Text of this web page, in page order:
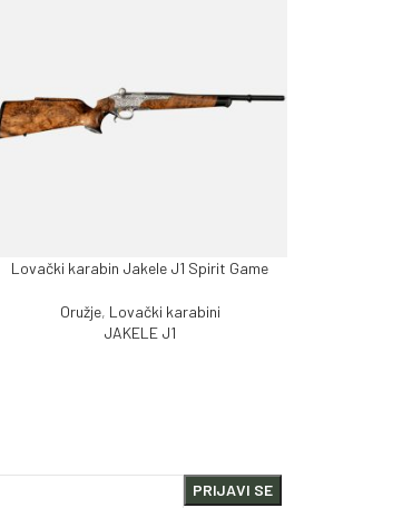
PROČITAJ VIŠE
Lovački karabin Jakele J1 Spirit Game
Oružje, Lovački karabini
JAKELE J1